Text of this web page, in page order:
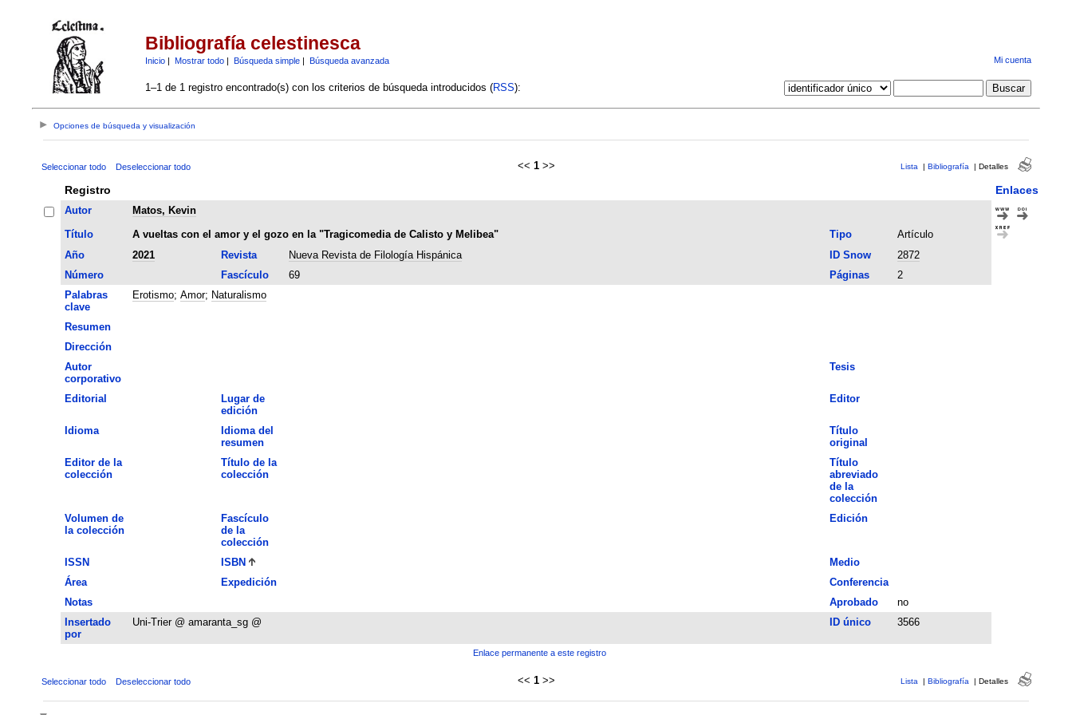
Bibliografía celestinesca
Inicio| Mostrar todo| Búsqueda simple| Búsqueda avanzada Mi cuenta
1–1 de 1 registro encontrado(s) con los criterios de búsqueda introducidos (RSS):
Opciones de búsqueda y visualización
Seleccionar todo Deseleccionar todo << 1 >> Lista | Bibliografía | Detalles
Registro Enlaces
Autor
Matos, Kevin
Título
A vueltas con el amor y el gozo en la "Tragicomedia de Calisto y Melibea" Tipo
Artículo
Año
2021 Revista Nueva Revista de Filología Hispánica ID Snow
2872
Número
Fascículo 69 Páginas
2
Palabras
clave
Erotismo; Amor; Naturalismo
Resumen
Dirección
Autor
corporativo
Tesis
Editorial
Lugar de
edición
Editor
Idioma
Idioma del
resumen
Título
original
Editor de la
colección
Título de la
colección
Título
abreviado
de la
colección
Volumen de
la colección
Fascículo
de la
colección
Edición
ISSN ISBN
Medio
Área
Expedición
Conferencia
Notas
Aprobado
no
Insertado
por
Uni-Trier @ amaranta_sg @ ID único 3566
Enlace permanente a este registro
Seleccionar todo Deseleccionar todo << 1 >> Lista | Bibliografía | Detalles